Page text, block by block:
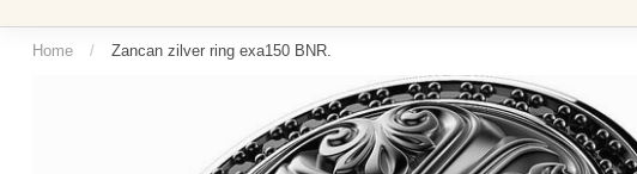
Home / Zancan zilver ring exa150 BNR.